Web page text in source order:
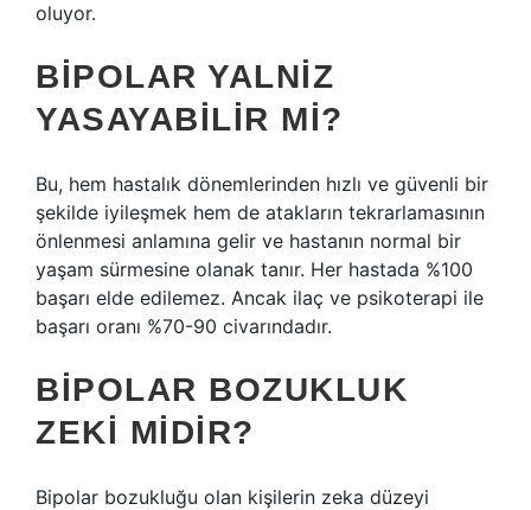
oluyor.
BIPOLAR YALNIZ
YASAYABILIR MI?
Bu, hem hastalık dönemlerinden hızlı ve güvenli bir
şekilde iyileşmek hem de atakların tekrarlamasının
önlenmesi anlamına gelir ve hastanın normal bir
yaşam sürmesine olanak tanır. Her hastada %100
başarı elde edilemez. Ancak ilaç ve psikoterapi ile
başarı oranı %70-90 civarındadır.
BIPOLAR BOZUKLUK
ZEKI MIDIR?
Bipolar bozukluğu olan kişilerin zeka düzeyi